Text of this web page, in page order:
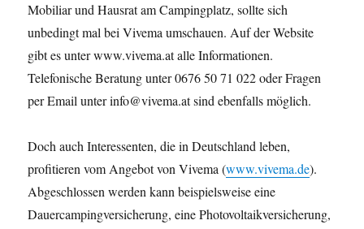
Mobiliar und Hausrat am Campingplatz, sollte sich
unbedingt mal bei Vivema umschauen. Auf der Website
gibt es unter www.vivema.at alle Informationen.
Telefonische Beratung unter 0676 50 71 022 oder Fragen
per Email unter info@vivema.at sind ebenfalls möglich.
Doch auch Interessenten, die in Deutschland leben,
profitieren vom Angebot von Vivema (www.vivema.de).
Abgeschlossen werden kann beispielsweise eine
Dauercampingversicherung, eine Photovoltaikversicherung,